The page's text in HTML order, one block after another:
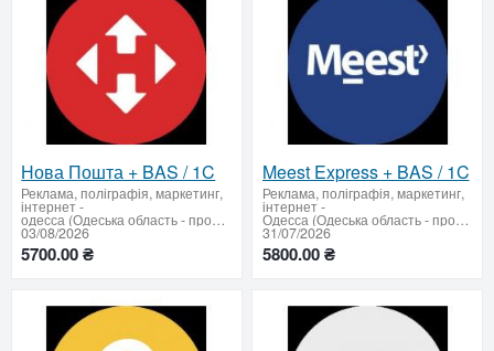
Нова Пошта + BAS / 1C
Реклама, поліграфія, маркетинг,
інтернет-
одесса (Одеська область - продати купити)
03/08/2026
5700.00 ₴
Meest Express + BAS / 1C
Реклама, поліграфія, маркетинг,
інтернет-
Одесса (Одеська область - продати купити)
31/07/2026
5800.00 ₴